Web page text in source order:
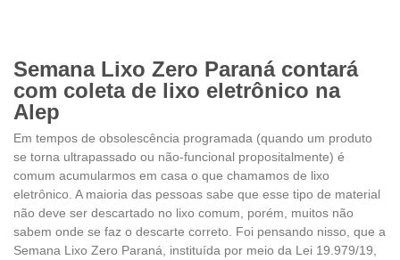
Semana Lixo Zero Paraná contará
com coleta de lixo eletrônico na
Alep
Em tempos de obsolescência programada (quando um produto
se torna ultrapassado ou não-funcional propositalmente) é
comum acumularmos em casa o que chamamos de lixo
eletrônico. A maioria das pessoas sabe que esse tipo de material
não deve ser descartado no lixo comum, porém, muitos não
sabem onde se faz o descarte correto. Foi pensando nisso, que a
Semana Lixo Zero Paraná, instituída por meio da Lei 19.979/19,